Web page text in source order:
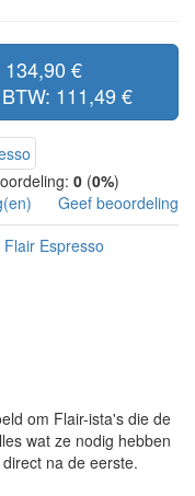
134,90 €
111,49 €
0 (0%)
Geef beoordeling
Flair Espresso
om Flair-ista's die de
wat ze nodig hebben
na de eerste.